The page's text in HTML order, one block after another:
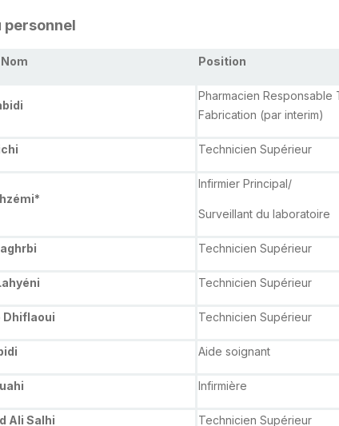
personnel
Position
Pharmacien
Fabrication (par interim)
Technicien Supérieur
Infirmier Principal/
Surveillant du laboratoire
Technicien Supérieur
Technicien Supérieur
Dhiflaoui Technicien Supérieur
Aide soignant
Infirmière
Ali Salhi Technicien Supérieur